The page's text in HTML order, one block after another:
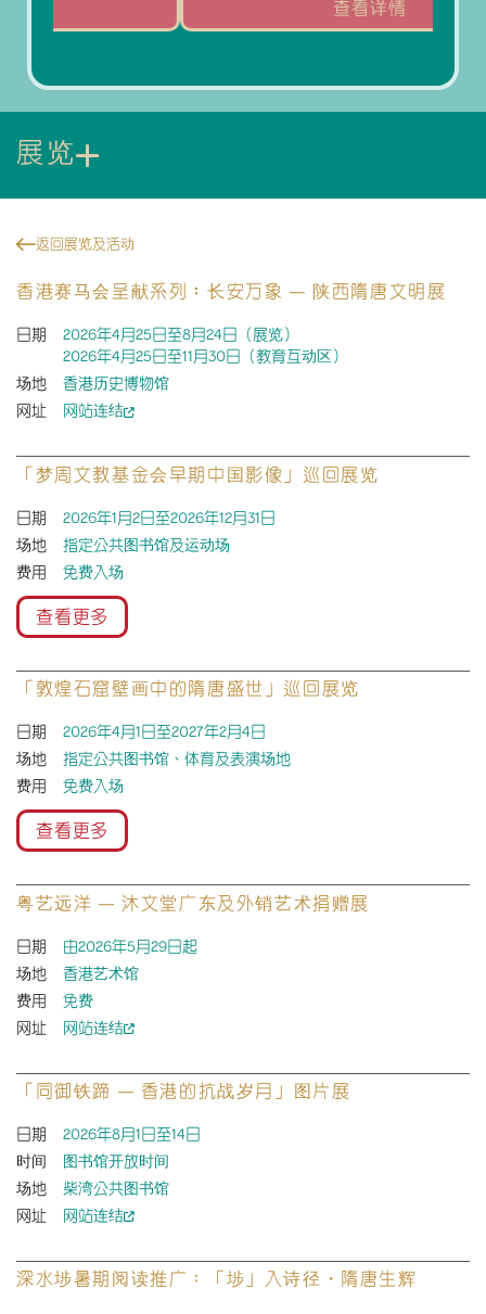
展览
返回展览及活动
粤艺远洋 — 沐文堂广东及外销艺术捐赠展
日期
由2026年5月29日起
场地
香港艺术馆
费用
免费
网址
网站连结
深水埗暑期阅读推广：「埗」入诗径・隋唐生辉
「同御铁蹄 — 香港的抗战岁月」图片展
日期
2026年8月1日至14日
时间
图书馆开放时间
场地
柴湾公共图书馆
网址
网站连结
香港赛马会呈献系列︰长安万象 — 陕西隋唐文明展
日期
2026年4月25日至8月24日（展览）
2026年4月25日至11月30日（教育互动区）
场地
香港历史博物馆
网址
网站连结
「敦煌石窟壁画中的隋唐盛世」巡回展览
日期
2026年4月1日至2027年2月4日
场地
指定公共图书馆、体育及表演场地
费用
免费入场
查看更多
「梦周文教基金会早期中国影像」巡回展览
日期
2026年1月2日至2026年12月31日
场地
指定公共图书馆及运动场
费用
免费入场
查看更多